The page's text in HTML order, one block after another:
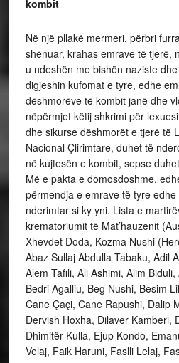
kombit
Në një pllakë mermeri, përbri
shënuar, krahas emrave të tjerë,
u ndeshën me bishën naziste
digjeshin kufomat e tyre, edhe
dëshmorëve të kombit janë dhe
nëpërmjet këtij shkrimi për
dhe sikurse dëshmorët e tjerë të
Nacional Çlirimtare, duhet të
në kujtesën e kombit, sepse
Më e pakta e domosdoshme,
përmendja e emrave të tyre
nderimtar si ky yni. Lista e
krematoriumit të Mat’hauzenit
Xhevdet Doda, Kozma Nushi
Abaz Sullaj Abdulla Tabaku, Adil
Alem Tafili, Ali Ashimi, Alim
Bedri Agalliu, Beg Nushi, Besim
Cane Çaçi, Cane Rapushi, Dalip
Dervish Hoxha, Dilaver Kamberi,
Dhimitër Kulla, Ejup Kondo,
Velaj, Faik Haruni, Faslli Lelaj,